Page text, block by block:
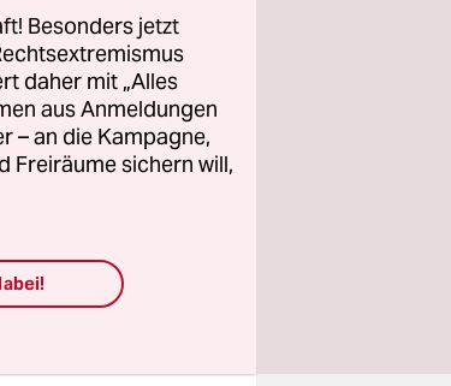
Besonders jetzt
daher mit „Alles
aus Anmeldungen
– an die Kampagne,
Freiräume sichern will,